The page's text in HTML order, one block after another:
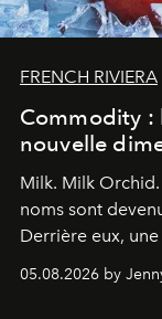
FRENCH RIVIERA
Commodity :
nouvelle
Milk. Milk
noms sont
Derrière eux,
une approche
05.08.2026 by